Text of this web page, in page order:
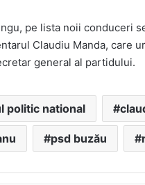
pe lista noii conduceri
Claudiu Manda, care
general al partidului.
politic national
psd buzău